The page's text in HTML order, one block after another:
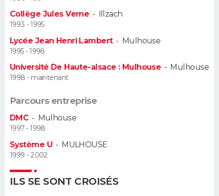
Alimentation
Guide de la santé
Maladies
Médicaments
Sommeil
VOYAGE
Destinations
City break
Voyage nature
Voyage de noces
Forum
Climat
+
PHOTO
GUIDES D'ACHAT
CARTE DE VOEUX
Carte de Noël
Carte Bonne année
Carte Saint-Valentin
Carte Pâques
Carte d'anniversaire
Dictionnaire
Biographies
Citations
Expressions
Proverbes
PROGRAMME TV
COPAINS D'AVANT
Collège Jules Verne - Illzach
1993 - 1995
Lycée Jean Henri Lambert- Mulhouse
1995 - 1998
Université De Haute-alsace : Mulhouse - Mulhouse
1998 - maintenant
Parcours entreprise
DMC- Mulhouse
1997 - 1998
Système U- MULHOUSE
1999 - 2002
ILS SE SONT CROISÉS